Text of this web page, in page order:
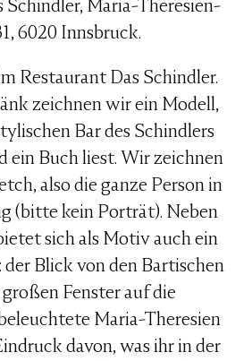
Schindler, Maria-Theresien-
6020 Innsbruck.
Restaurant Das Schindler.
zeichnen wir ein Modell,
Bar des Schindlers
ein Buch liest. Wir zeichnen
also die ganze Person in
(bitte kein Porträt). Neben
sich als Motiv auch ein
Blick von den Bartischen
Fenster auf die
Maria-Theresien
davon, was ihr in der